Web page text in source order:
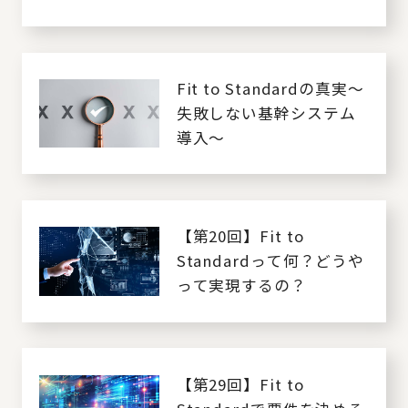
Fit to Standardの真実～
失敗しない基幹システム
導入～
【第20回】Fit to
Standardって何？どうや
って実現するの？
【第29回】Fit to